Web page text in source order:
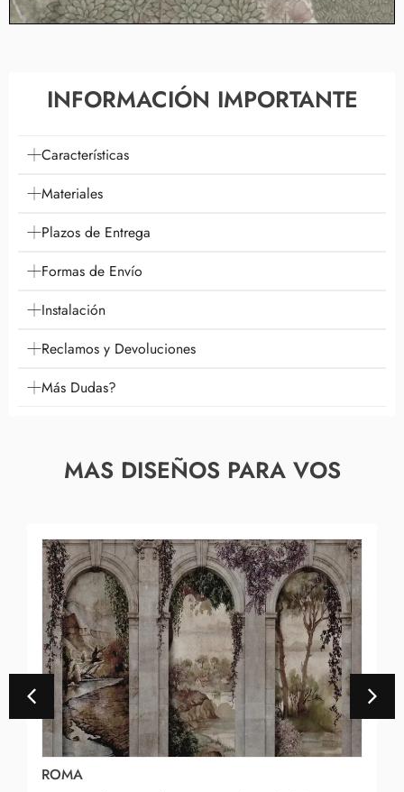
INFORMACIÓN IMPORTANTE
Características
Materiales
Plazos de Entrega
Formas de Envío
Instalación
Reclamos y Devoluciones
Más Dudas?
MAS DISEÑOS PARA VOS
ROMA